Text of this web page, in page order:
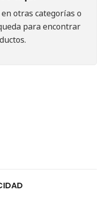
otras categorías o
para encontrar